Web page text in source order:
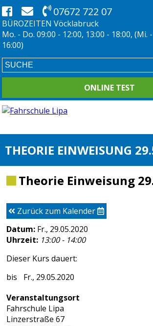
07672 722 07
BÜROZEITEN Vöcklabruck
Mo. - Do. 09:00 - 12:00, 13:00 - 18:00, (Mi.
16:00)
ONLINE TEST
THEORIE EINWEISUNG
Theorie Einweisung
Zurück zum Kalender
Datum: Fr., 29.05.2020
Uhrzeit: 13:00 - 14:00
Dieser Kurs dauert:
Fr., 29.05.2020
Veranstaltungsort
Fahrschule Lipa
Linzerstraße 67